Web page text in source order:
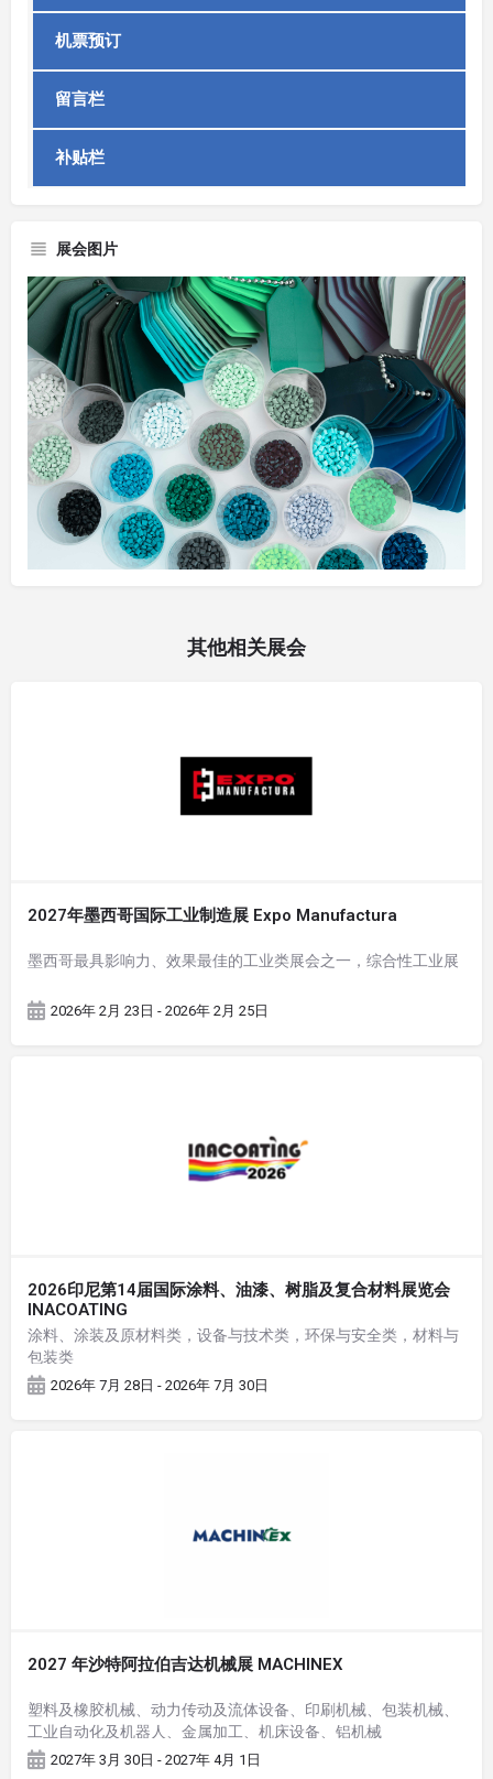
机票预订
留言栏
补贴栏
展会图片
其他相关展会
2027年墨西哥国际工业制造展 Expo Manufactura
墨西哥最具影响力、效果最佳的工业类展会之一，综合性工业展
2026年 2月 23日 - 2026年 2月 25日
2026印尼第14届国际涂料、油漆、树脂及复合材料展览会
INACOATING
涂料、涂装及原材料类，设备与技术类，环保与安全类，材料与
包装类
2026年 7月 28日 - 2026年 7月 30日
2027 年沙特阿拉伯吉达机械展 MACHINEX
塑料及橡胶机械、动力传动及流体设备、印刷机械、包装机械、
工业自动化及机器人、金属加工、机床设备、铝机械
2027年 3月 30日 - 2027年 4月 1日